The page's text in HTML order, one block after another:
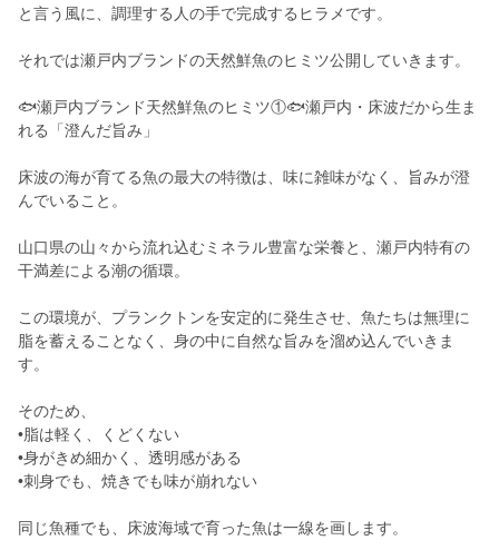
と言う風に、調理する人の手で完成するヒラメです。
それでは瀬戸内ブランドの天然鮮魚のヒミツ公開していきます。
🐟瀬戸内ブランド天然鮮魚のヒミツ①🐟瀬戸内・床波だから生ま
れる「澄んだ旨み」
床波の海が育てる魚の最大の特徴は、味に雑味がなく、旨みが澄
んでいること。
山口県の山々から流れ込むミネラル豊富な栄養と、瀬戸内特有の
干満差による潮の循環。
この環境が、プランクトンを安定的に発生させ、魚たちは無理に
脂を蓄えることなく、身の中に自然な旨みを溜め込んでいきま
す。
そのため、
•脂は軽く、くどくない
•身がきめ細かく、透明感がある
•刺身でも、焼きでも味が崩れない
同じ魚種でも、床波海域で育った魚は一線を画します。